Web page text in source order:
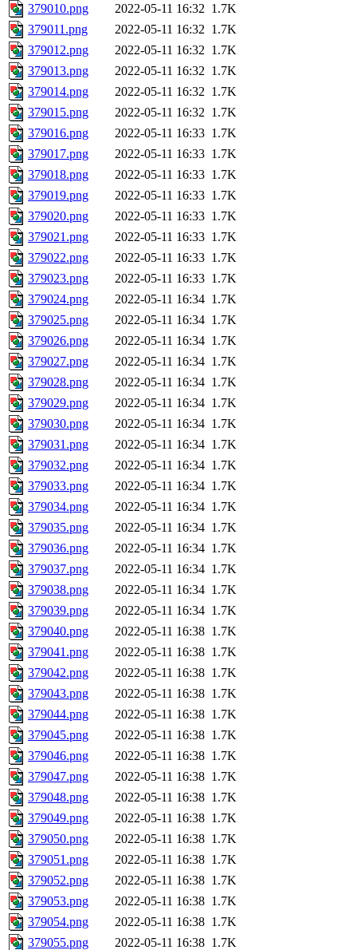
379010.png
2022-05-11 16:32 1.7K
379011.png
2022-05-11 16:32 1.7K
379012.png
2022-05-11 16:32 1.7K
379013.png
2022-05-11 16:32 1.7K
379014.png
2022-05-11 16:32 1.7K
379015.png
2022-05-11 16:32 1.7K
379016.png
2022-05-11 16:33 1.7K
379017.png
2022-05-11 16:33 1.7K
379018.png
2022-05-11 16:33 1.7K
379019.png
2022-05-11 16:33 1.7K
379020.png
2022-05-11 16:33 1.7K
379021.png
2022-05-11 16:33 1.7K
379022.png
2022-05-11 16:33 1.7K
379023.png
2022-05-11 16:33 1.7K
379024.png
2022-05-11 16:34 1.7K
379025.png
2022-05-11 16:34 1.7K
379026.png
2022-05-11 16:34 1.7K
379027.png
2022-05-11 16:34 1.7K
379028.png
2022-05-11 16:34 1.7K
379029.png
2022-05-11 16:34 1.7K
379030.png
2022-05-11 16:34 1.7K
379031.png
2022-05-11 16:34 1.7K
379032.png
2022-05-11 16:34 1.7K
379033.png
2022-05-11 16:34 1.7K
379034.png
2022-05-11 16:34 1.7K
379035.png
2022-05-11 16:34 1.7K
379036.png
2022-05-11 16:34 1.7K
379037.png
2022-05-11 16:34 1.7K
379038.png
2022-05-11 16:34 1.7K
379039.png
2022-05-11 16:34 1.7K
379040.png
2022-05-11 16:38 1.7K
379041.png
2022-05-11 16:38 1.7K
379042.png
2022-05-11 16:38 1.7K
379043.png
2022-05-11 16:38 1.7K
379044.png
2022-05-11 16:38 1.7K
379045.png
2022-05-11 16:38 1.7K
379046.png
2022-05-11 16:38 1.7K
379047.png
2022-05-11 16:38 1.7K
379048.png
2022-05-11 16:38 1.7K
379049.png
2022-05-11 16:38 1.7K
379050.png
2022-05-11 16:38 1.7K
379051.png
2022-05-11 16:38 1.7K
379052.png
2022-05-11 16:38 1.7K
379053.png
2022-05-11 16:38 1.7K
379054.png
2022-05-11 16:38 1.7K
379055.png
2022-05-11 16:38 1.7K